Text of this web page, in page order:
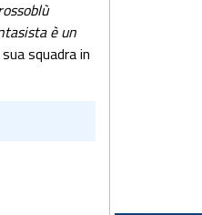
è un
squadra in